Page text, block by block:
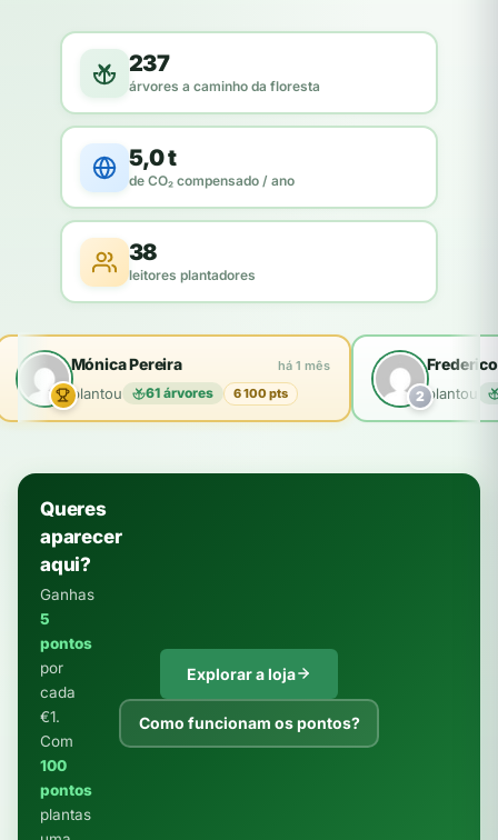
237
árvores a caminho da floresta
5,0 t
de CO₂ compensado / ano
38
leitores plantadores
Mónica Pereira há 1 mês
plantou 61 árvores 6 100 pts 2plantou
Queres
aparecer
aqui?
Ganhas
5
pontos
por
cada
€1.
Com
100
pontos
plantas
Explorar a loja
Como funcionam os pontos?